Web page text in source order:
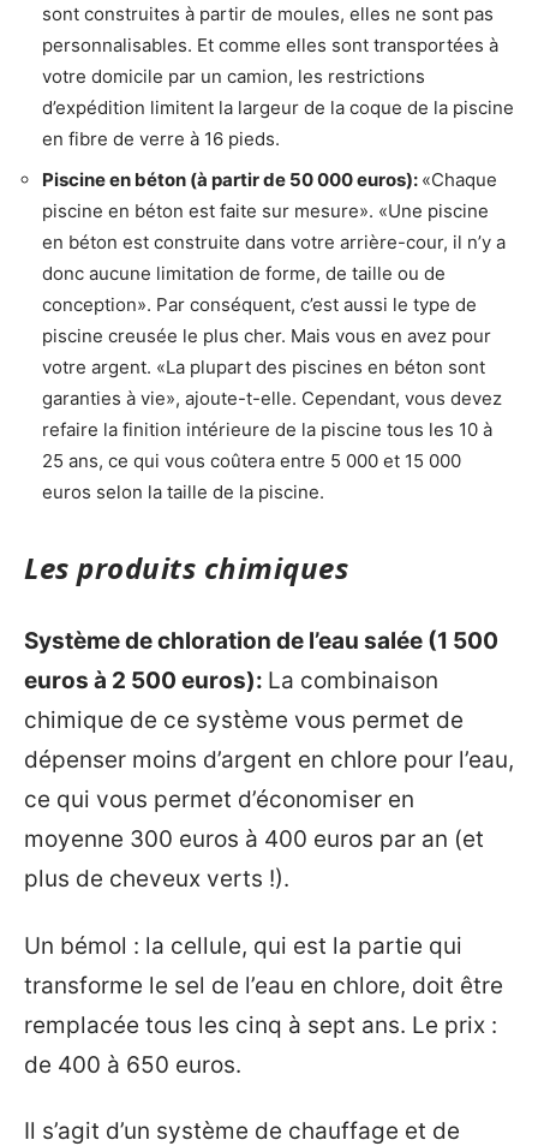
sont construites à partir de moules, elles ne sont pas
personnalisables. Et comme elles sont transportées à
votre domicile par un camion, les restrictions
d’expédition limitent la largeur de la coque de la piscine
en fibre de verre à 16 pieds.
Piscine en béton (à partir de 50 000 euros): «Chaque
piscine en béton est faite sur mesure». «Une piscine
en béton est construite dans votre arrière-cour, il n’y a
donc aucune limitation de forme, de taille ou de
conception». Par conséquent, c’est aussi le type de
piscine creusée le plus cher. Mais vous en avez pour
votre argent. «La plupart des piscines en béton sont
garanties à vie», ajoute-t-elle. Cependant, vous devez
refaire la finition intérieure de la piscine tous les 10 à
25 ans, ce qui vous coûtera entre 5 000 et 15 000
euros selon la taille de la piscine.
Les produits chimiques
Système de chloration de l’eau salée (1 500
euros à 2 500 euros): La combinaison
chimique de ce système vous permet de
dépenser moins d’argent en chlore pour l’eau,
ce qui vous permet d’économiser en
moyenne 300 euros à 400 euros par an (et
plus de cheveux verts !).
Un bémol : la cellule, qui est la partie qui
transforme le sel de l’eau en chlore, doit être
remplacée tous les cinq à sept ans. Le prix :
de 400 à 650 euros.
Il s’agit d’un système de chauffage et de